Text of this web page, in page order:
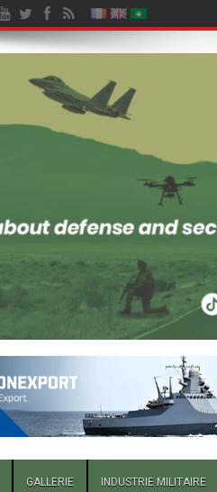
INDUSTRIE MILITAIRE
GALLERIE